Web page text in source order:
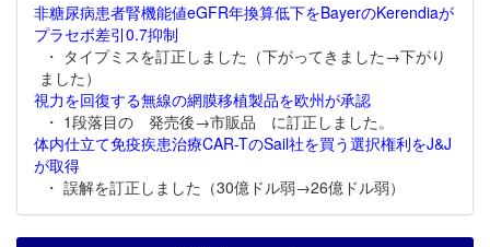
非糖尿病患者腎機能値eGFR年換算低下をBayerのKerendiaが
プラセボ差引0.7抑制
・ タイプミスを訂正しました（下がってきました→下がり
ました）
視力を回復する無線の網膜移植製品を欧州が承認
・ 1段落目の 発売後→市販品 に訂正しました。
体内仕立て免疫疾患治療CAR-TのSail社を買う選択権利をJ&J
が取得
・ 誤解を訂正しました（30億ドル弱→26億ドル弱）